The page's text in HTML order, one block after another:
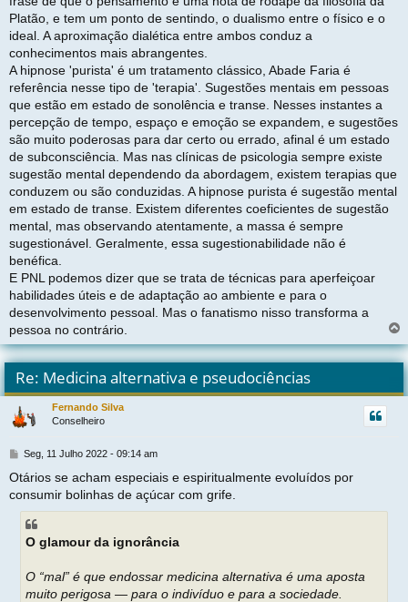
Platão, e tem um ponto de sentindo, o dualismo entre o físico e o
ideal. A aproximação dialética entre ambos conduz a
conhecimentos mais abrangentes.
A hipnose 'purista' é um tratamento clássico, Abade Faria é
referência nesse tipo de 'terapia'. Sugestões mentais em pessoas
que estão em estado de sonolência e transe. Nesses instantes a
percepção de tempo, espaço e emoção se expandem, e sugestões
são muito poderosas para dar certo ou errado, afinal é um estado
de subconsciência. Mas nas clínicas de psicologia sempre existe
sugestão mental dependendo da abordagem, existem terapias que
conduzem ou são conduzidas. A hipnose purista é sugestão mental
em estado de transe. Existem diferentes coeficientes de sugestão
mental, mas observando atentamente, a massa é sempre
sugestionável. Geralmente, essa sugestionabilidade não é
benéfica.
E PNL podemos dizer que se trata de técnicas para aperfeiçoar
habilidades úteis e de adaptação ao ambiente e para o
desenvolvimento pessoal. Mas o fanatismo nisso transforma a
pessoa no contrário.
o
t
Re: Medicina alternativa e pseudociências
Fernando Silva
Conselheiro
M
n
s
m
Seg, 11 Julho 2022 - 09:14 am
Otários se acham especiais e espiritualmente evoluídos por
consumir bolinhas de açúcar com grife.
O glamour da ignorância
O “mal” é que endossar medicina alternativa é uma aposta
muito perigosa — para o indivíduo e para a sociedade.